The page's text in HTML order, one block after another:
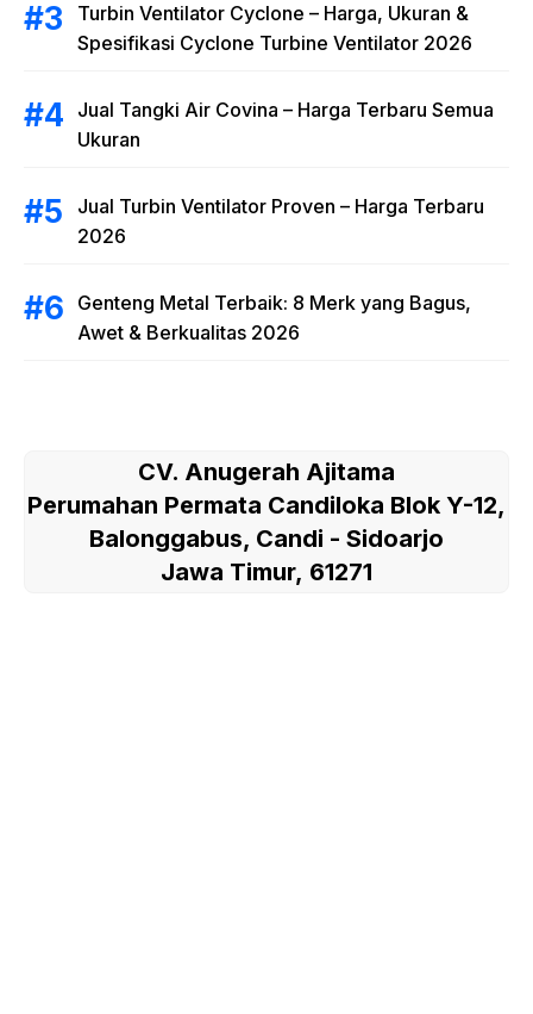
Turbin Ventilator Cyclone – Harga, Ukuran &
Spesifikasi Cyclone Turbine Ventilator 2026
Jual Tangki Air Covina – Harga Terbaru Semua
Ukuran
Jual Turbin Ventilator Proven – Harga Terbaru
2026
Genteng Metal Terbaik: 8 Merk yang Bagus,
Awet & Berkualitas 2026
CV. Anugerah Ajitama
Perumahan Permata Candiloka Blok Y-12,
Balonggabus, Candi - Sidoarjo
Jawa Timur, 61271